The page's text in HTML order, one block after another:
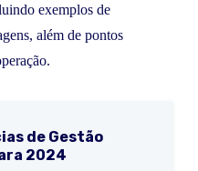
exemplos de
além de pontos
de Gestão
2024